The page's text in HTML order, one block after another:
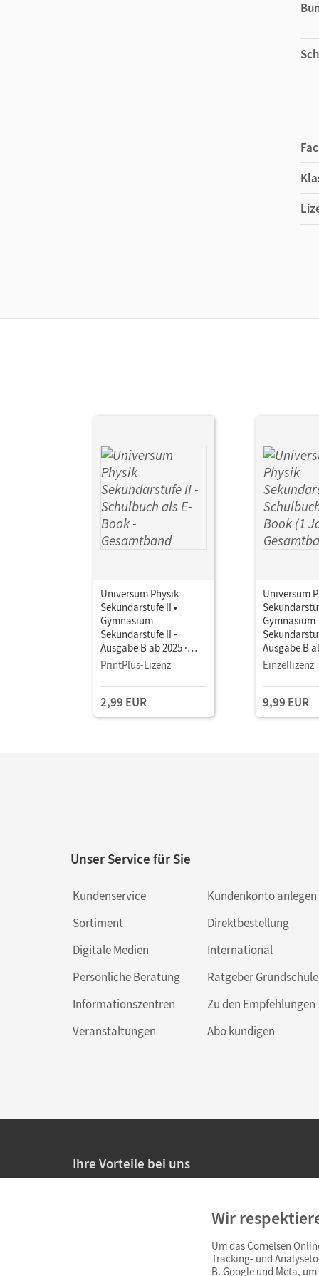
Universum Physik
Sekundarstufe II •
Gymnasium
Sekundarstufe II -
Ausgabe B ab 2025 ·
Gesamtband •
Mit Medien
PrintPlus-Lizenz
2,99 EUR
Universum
Gymnasium
Ausgabe B
Jahr) Mit
Einzellizenz
9,99 EUR
Unser Service für Sie
Kundenservice
Sortiment
Digitale Medien
Persönliche Beratung
Informationszentren
Veranstaltungen
Kundenkonto anlegen
Direktbestellung
International
Ratgeber Grundschule
Zu den Empfehlungen
Abo kündigen
Ihre Vorteile bei uns
Persönliche Angebote für Lehrkräfte
Sicheres Einkaufen mit SSL-Verschlüsselung
Wir
Um das Cornelsen
Tracking- und
B. Google und Meta,